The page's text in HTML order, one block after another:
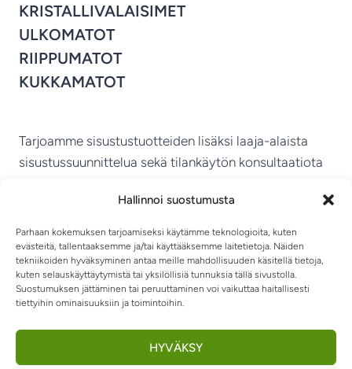
Hallinnoi suostumusta
Parhaan kokemuksen tarjoamiseksi käytämme teknologioita, kuten
evästeitä, tallentaaksemme ja/tai käyttääksemme laitetietoja. Näiden
tekniikoiden hyväksyminen antaa meille mahdollisuuden käsitellä tietoja,
kuten selauskäyttäytymistä tai yksilöllisiä tunnuksia tällä sivustolla.
Suostumuksen jättäminen tai peruuttaminen voi vaikuttaa haitallisesti
tiettyihin ominaisuuksiin ja toimintoihin.
HYVÄKSY
KRISTALLIVALAISIMET
ULKOMATOT
RIIPPUMATOT
KUKKAMATOT
Tarjoamme sisustustuotteiden lisäksi laaja-alaista
sisustussuunnittelua sekä tilankäytön konsultaatiota
MIKKELIN VITRIINI KY
TIETOSUOJASELOSTE
RIIPPUMATOT JA -TUOLIT